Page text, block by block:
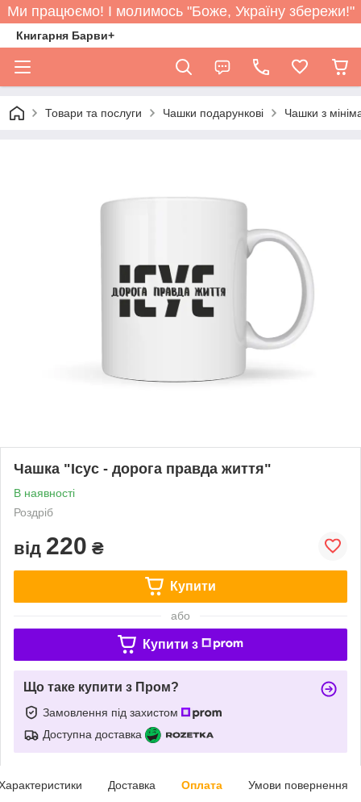
Ми працюємо! І молимось "Боже, Україну збережи!"
Книгарня Барви+
Товари та послуги Чашки подарункові Чашки з
Чашка "Ісус - дорога правда життя"
В наявності
Роздріб
від 220 ₴
Купити
або
Купити з
Що таке купити з Пром?
Замовлення під захистом
Доступна доставка
Доставка Оплата Умови повернення